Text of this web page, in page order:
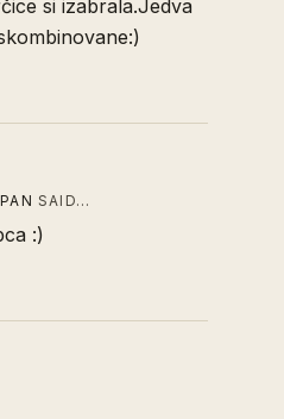
si izabrala.Jedva
SAID…
:)